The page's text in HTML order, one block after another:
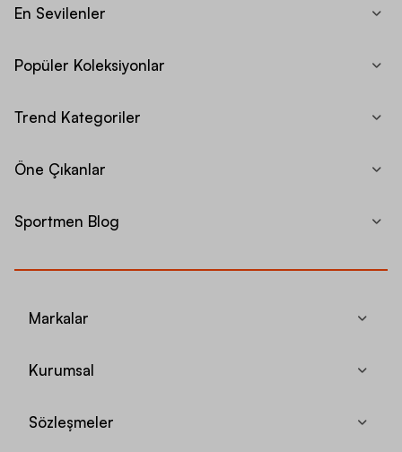
En Sevilenler
Popüler Koleksiyonlar
Trend Kategoriler
Öne Çıkanlar
Sportmen Blog
Markalar
Kurumsal
Sözleşmeler